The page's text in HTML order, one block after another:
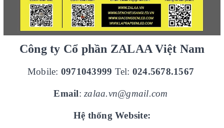
Công ty Cổ phần ZALAA Việt Nam
Mobile: 0971043999 Tel: 024.5678.1567
Email: zalaa.vn@gmail.com
Hệ thống Website: